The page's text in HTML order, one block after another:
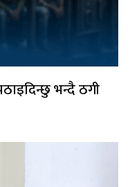
भन्दै ठगी